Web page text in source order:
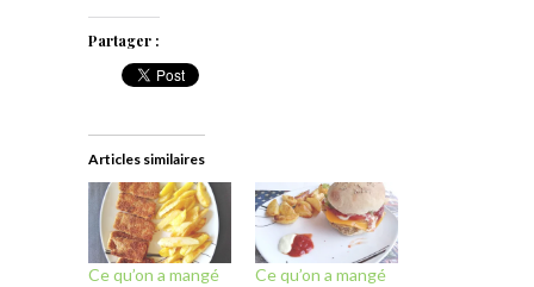
Partager :
Articles similaires
Ce qu’on a mangé
Ce qu’on a mangé